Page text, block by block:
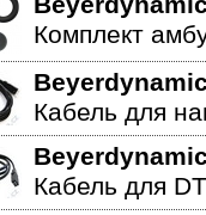
Комплект
Кабель для
Кабель для